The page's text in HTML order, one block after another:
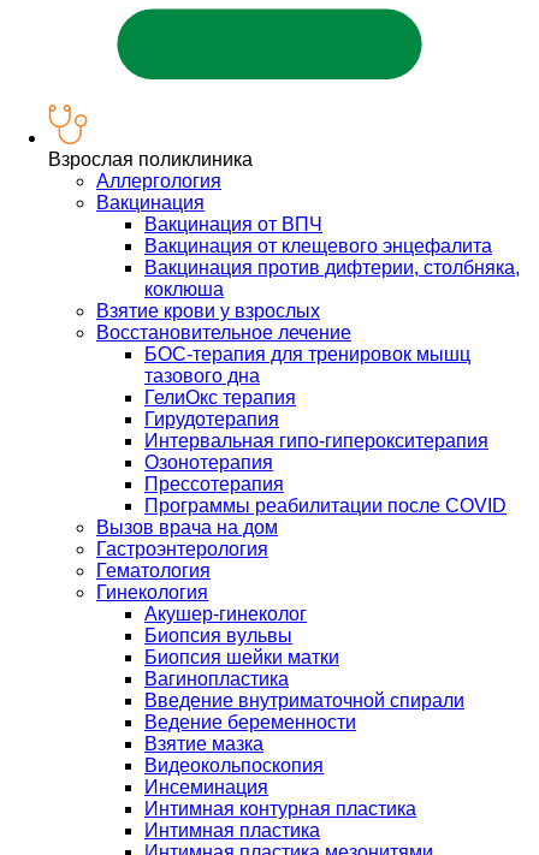
Взрослая поликлиника
Аллергология
Вакцинация
Вакцинация от ВПЧ
Вакцинация от клещевого энцефалита
Вакцинация против дифтерии, столбняка,
коклюша
Взятие крови у взрослых
Восстановительное лечение
БОС-терапия для тренировок мышц
тазового дна
ГелиОкс терапия
Гирудотерапия
Интервальная гипо-гиперокситерапия
Озонотерапия
Прессотерапия
Программы реабилитации после СOVID
Вызов врача на дом
Гастроэнтерология
Гематология
Гинекология
Акушер-гинеколог
Биопсия вульвы
Биопсия шейки матки
Вагинопластика
Введение внутриматочной спирали
Ведение беременности
Взятие мазка
Видеокольпоскопия
Инсеминация
Интимная контурная пластика
Интимная пластика